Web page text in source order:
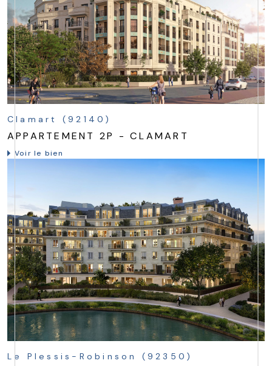
Clamart (92140)
APPARTEMENT 2P - CLAMART
Voir le bien
Le Plessis-Robinson (92350)